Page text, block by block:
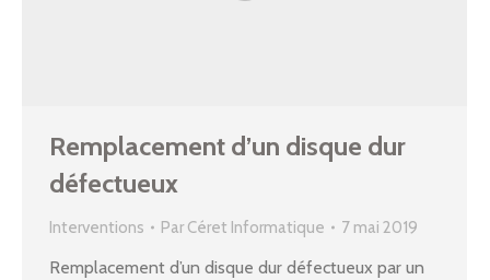
Remplacement d’un disque dur
défectueux
Interventions ParCéret Informatique 7 mai 2019
Remplacement d’un disque dur défectueux par un